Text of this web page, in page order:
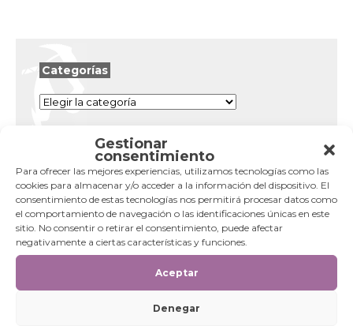
Gestionar
consentimiento
Para ofrecer las mejores experiencias, utilizamos tecnologías como las
cookies para almacenar y/o acceder a la información del dispositivo. El
consentimiento de estas tecnologías nos permitirá procesar datos como
el comportamiento de navegación o las identificaciones únicas en este
sitio. No consentir o retirar el consentimiento, puede afectar
negativamente a ciertas características y funciones.
Aceptar
Denegar
Categorías
Categorías